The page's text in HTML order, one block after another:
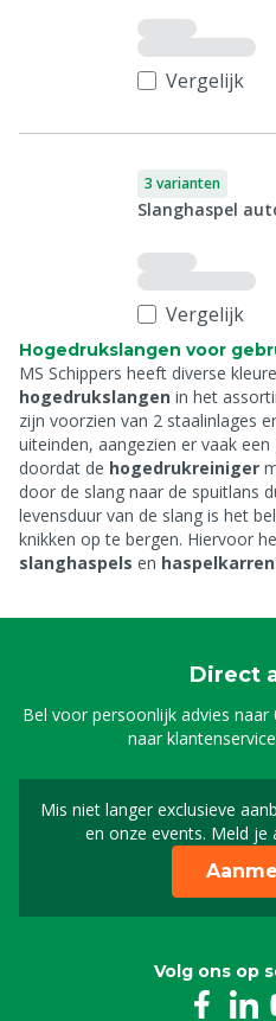
Vergelijk
3 varianten
Slanghaspel
Vergelijk
Hogedrukslangen voor
MS Schippers heeft diverse
hogedrukslangen in het
zijn voorzien van 2 staalinlages
uiteinden, aangezien er vaak
doordat de hogedrukreiniger
door de slang naar de spuitlans
levensduur van de slang is het
knikken op te bergen. Hiervoor
slanghaspels en haspelkarren
Direct
Bel voor persoonlijk advies naar
naar
Mis niet langer exclusieve
en onze events. Meld je
Volg ons op